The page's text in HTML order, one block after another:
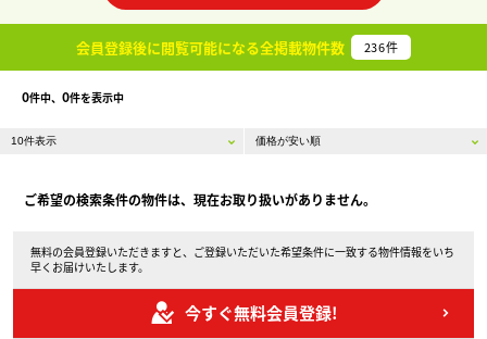
会員登録後に閲覧可能になる全掲載物件数 236件
0件中、 0件を表示中
ご希望の検索条件の物件は、現在お取り扱いがありません。
無料の会員登録いただきますと、ご登録いただいた希望条件に一致する物件情報をいち
早くお届けいたします。
今すぐ無料会員登録!